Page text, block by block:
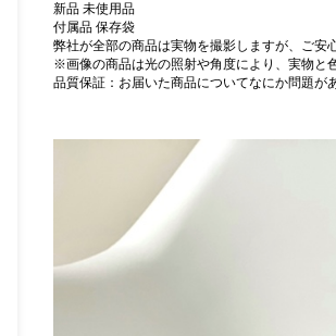
新品 未使用品
付属品 保存袋
弊社が全部の商品は実物を撮影しますが、ご安
※画像の商品は光の照射や角度により、実物と
品質保証：お届いた商品についてなにか問題が